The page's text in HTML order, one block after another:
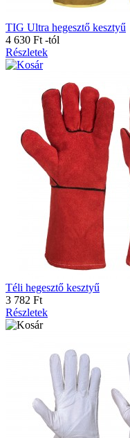
TIG Ultra hegesztő kesztyű
4 630 Ft -tól
Részletek
Téli hegesztő kesztyű
3 782 Ft
Részletek